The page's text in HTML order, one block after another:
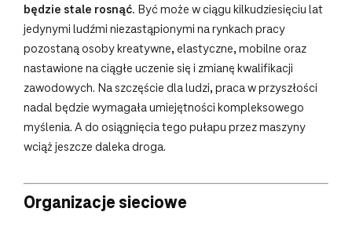
będzie stale rosnąć. Być może w ciągu kilkudziesięciu lat
jedynymi ludźmi niezastąpionymi na rynkach pracy
pozostaną osoby kreatywne, elastyczne, mobilne oraz
nastawione na ciągłe uczenie się i zmianę kwalifikacji
zawodowych. Na szczęście dla ludzi, praca w przyszłości
nadal będzie wymagała umiejętności kompleksowego
myślenia. A do osiągnięcia tego pułapu przez maszyny
wciąż jeszcze daleka droga.
Organizacje sieciowe